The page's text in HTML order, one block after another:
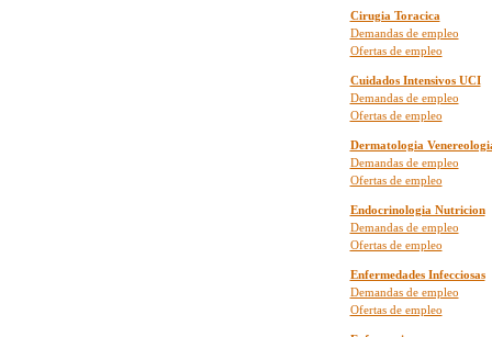
Cirugia Toracica
Demandas de empleo
Ofertas de empleo
Cuidados Intensivos UCI
Demandas de empleo
Ofertas de empleo
Dermatologia
Demandas de empleo
Ofertas de empleo
Endocrinologia Nutricion
Demandas de empleo
Ofertas de empleo
Enfermedades Infecciosas
Demandas de empleo
Ofertas de empleo